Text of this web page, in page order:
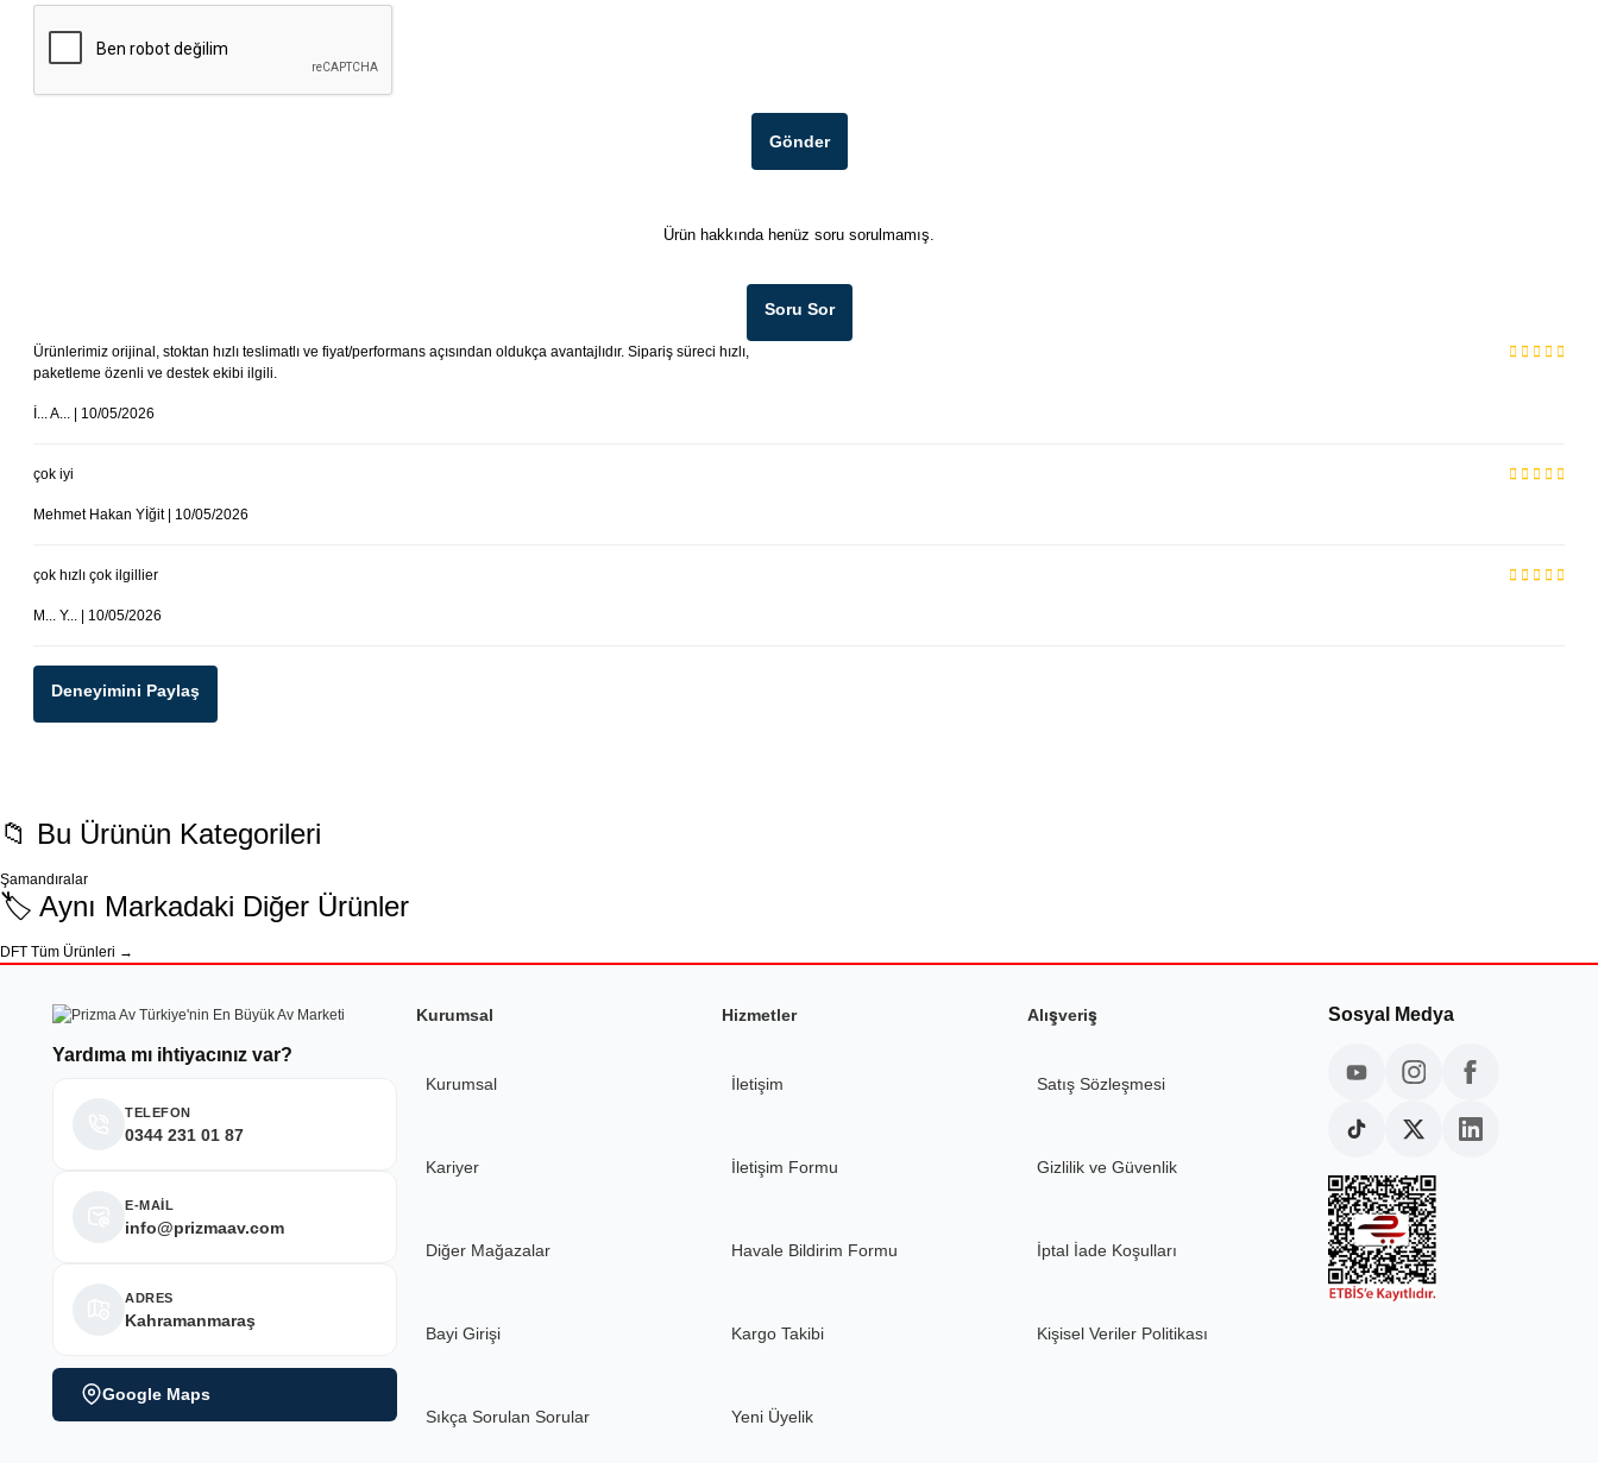
Gönder
Ürün hakkında henüz soru sorulmamış.
Soru Sor
Ürünlerimiz orijinal, stoktan hızlı teslimatlı ve fiyat/performans açısından oldukça avantajlıdır. Sipariş süreci hızlı,
paketleme özenli ve destek ekibi ilgili.
İ... A... | 10/05/2026
çok iyi
Mehmet Hakan Yİğit | 10/05/2026
çok hızlı çok ilgillier
M... Y... | 10/05/2026
Deneyimini Paylaş
📁 Bu Ürünün Kategorileri
Şamandıralar
🏷️ Aynı Markadaki Diğer Ürünler
DFT Tüm Ürünleri →
Yardıma mı ihtiyacınız var?
TELEFON
0344 231 01 87
E-MAİL
info@prizmaav.com
ADRES
Kahramanmaraş
Google Maps
Kurumsal
Kurumsal
Kariyer
Diğer Mağazalar
Bayi Girişi
Sıkça Sorulan Sorular
Hizmetler
İletişim
İletişim Formu
Havale Bildirim Formu
Kargo Takibi
Yeni Üyelik
Alışveriş
Satış Sözleşmesi
Gizlilik ve Güvenlik
İptal İade Koşulları
Kişisel Veriler Politikası
Sosyal Medya